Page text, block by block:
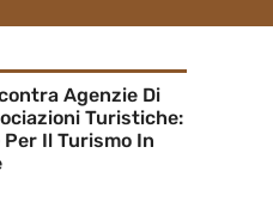
Agenzie Di
Turistiche:
Il Turismo In